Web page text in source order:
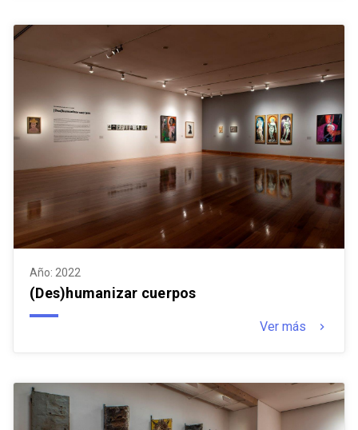
Año: 2022
(Des)humanizar cuerpos
Ver más keyboard_arrow_right